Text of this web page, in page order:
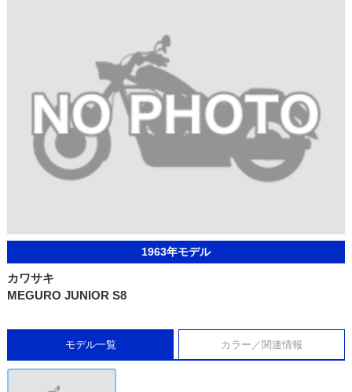
1963年モデル
カワサキ
MEGURO JUNIOR S8
モデル一覧 カラー／関連情報